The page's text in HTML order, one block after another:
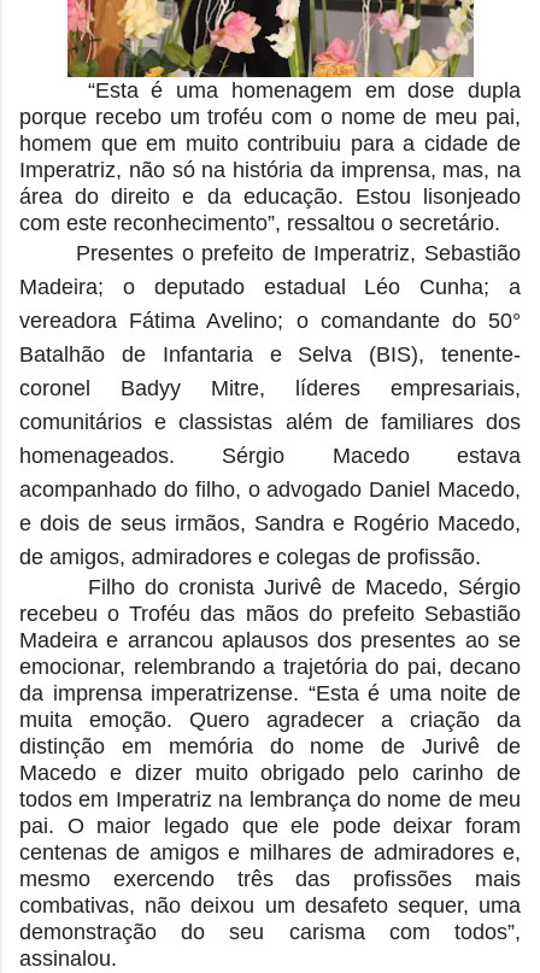
“Esta é uma homenagem em dose dupla
porque recebo um troféu com o nome de meu pai,
homem que em muito contribuiu para a cidade de
Imperatriz, não só na história da imprensa, mas, na
área do direito e da educação. Estou lisonjeado
com este reconhecimento”, ressaltou o secretário.
Presentes o prefeito de Imperatriz, Sebastião
Madeira; o deputado estadual Léo Cunha; a
vereadora Fátima Avelino; o comandante do 50°
Batalhão de Infantaria e Selva (BIS), tenente-
coronel Badyy Mitre, líderes empresariais,
comunitários e classistas além de familiares dos
homenageados. Sérgio Macedo estava
acompanhado do filho, o advogado Daniel Macedo,
e dois de seus irmãos, Sandra e Rogério Macedo,
de amigos, admiradores e colegas de profissão.
Filho do cronista Jurivê de Macedo, Sérgio
recebeu o Troféu das mãos do prefeito Sebastião
Madeira e arrancou aplausos dos presentes ao se
emocionar, relembrando a trajetória do pai, decano
da imprensa imperatrizense. “Esta é uma noite de
muita emoção. Quero agradecer a criação da
distinção em memória do nome de Jurivê de
Macedo e dizer muito obrigado pelo carinho de
todos em Imperatriz na lembrança do nome de meu
pai. O maior legado que ele pode deixar foram
centenas de amigos e milhares de admiradores e,
mesmo exercendo três das profissões mais
combativas, não deixou um desafeto sequer, uma
demonstração do seu carisma com todos”,
assinalou.